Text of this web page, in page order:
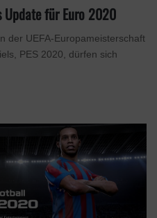
für Euro 2020
der UEFA-Europameisterschaft
PES 2020, dürfen sich